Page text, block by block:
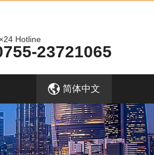
Hotline
23721065
简体中文